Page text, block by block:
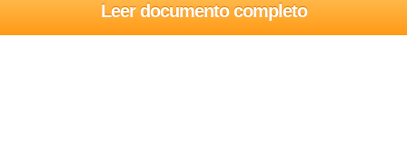
Leer documento completo